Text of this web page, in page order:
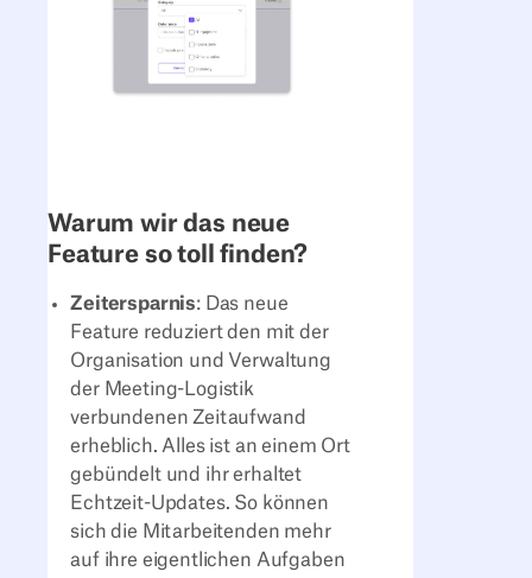
Warum wir das neue
Feature so toll finden?
Zeitersparnis: Das neue
Feature reduziert den mit der
Organisation und Verwaltung
der Meeting-Logistik
verbundenen Zeitaufwand
erheblich. Alles ist an einem Ort
gebündelt und ihr erhaltet
Echtzeit-Updates. So können
sich die Mitarbeitenden mehr
auf ihre eigentlichen Aufgaben